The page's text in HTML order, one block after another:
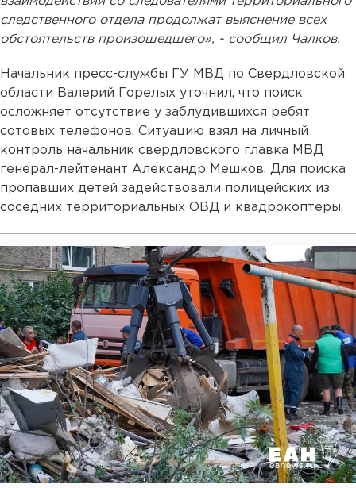
следственного отдела продолжат выяснение всех
обстоятельств произошедшего», - сообщил Чалков.
Начальник пресс-службы ГУ МВД по Свердловской
области Валерий Горелых уточнил, что поиск
осложняет отсутствие у заблудившихся ребят
сотовых телефонов. Ситуацию взял на личный
контроль начальник свердловского главка МВД
генерал-лейтенант Александр Мешков. Для поиска
пропавших детей задействовали полицейских из
соседних территориальных ОВД и квадрокоптеры.